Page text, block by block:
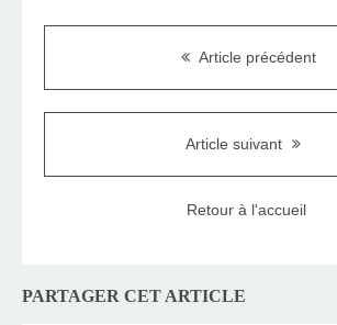
Article précédent
Article suivant
Retour à l'accueil
PARTAGER CET ARTICLE